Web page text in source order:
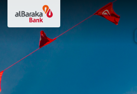
contenu
principal